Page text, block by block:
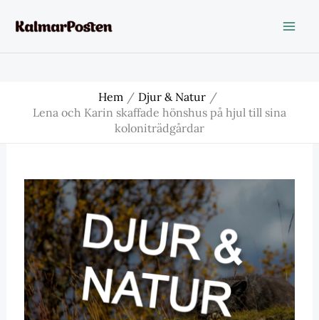
Hem
Djur & Natur
Lena och Karin skaffade hönshus på hjul till sina
koloniträdgårdar